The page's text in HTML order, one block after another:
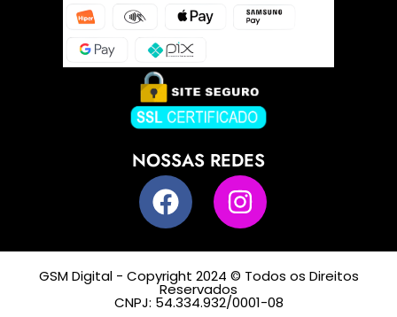
NOSSAS REDES
GSM Digital - Copyright 2024 © Todos os Direitos
Reservados
CNPJ: 54.334.932/0001-08